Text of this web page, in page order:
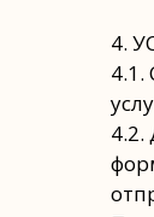
4.
4.1.